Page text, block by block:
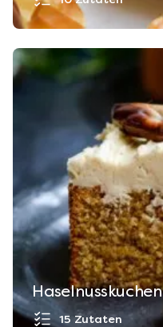
Haselnusskuchen
15 Zutaten